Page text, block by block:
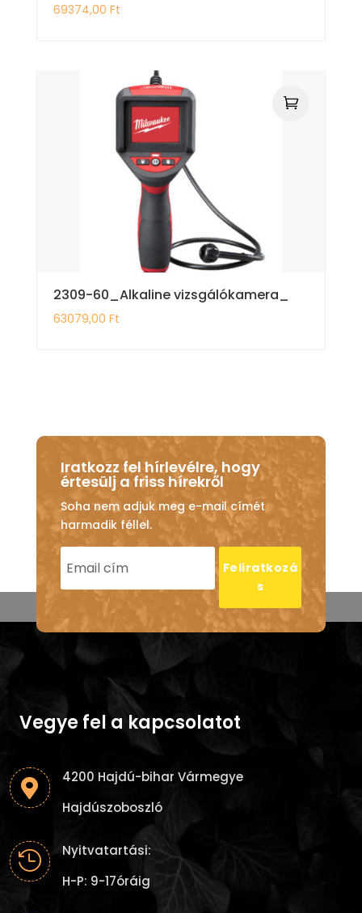
69374,00 Ft
2309-60_Alkaline vizsgálókamera_
63079,00 Ft
Iratkozz fel hírlevélre, hogy
értesülj a friss hírekről
Soha nem adjuk meg e-mail címét
harmadik féllel.
Feliratkozá
s
Vegye fel a kapcsolatot

4200 Hajdú-bihar Vármegye
Hajdúszoboszló

Nyitvatartási:
H-P: 9-17óráig